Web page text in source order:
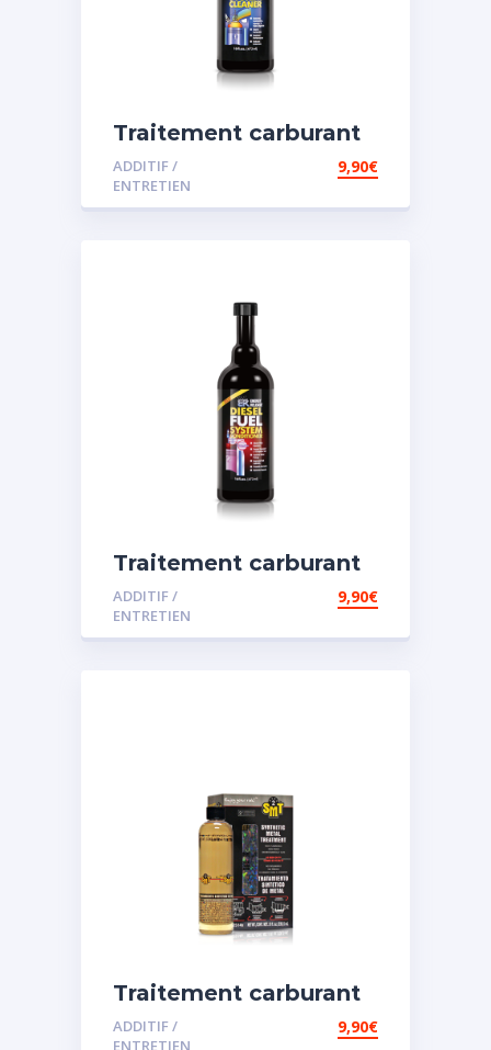
Traitement carburant
diesel et essence
ADDITIF /
ENTRETIEN
9,90€
Traitement carburant
spécial diesel
ADDITIF /
ENTRETIEN
9,90€
Traitement carburant
spécial essence
ADDITIF /
ENTRETIEN
9,90€